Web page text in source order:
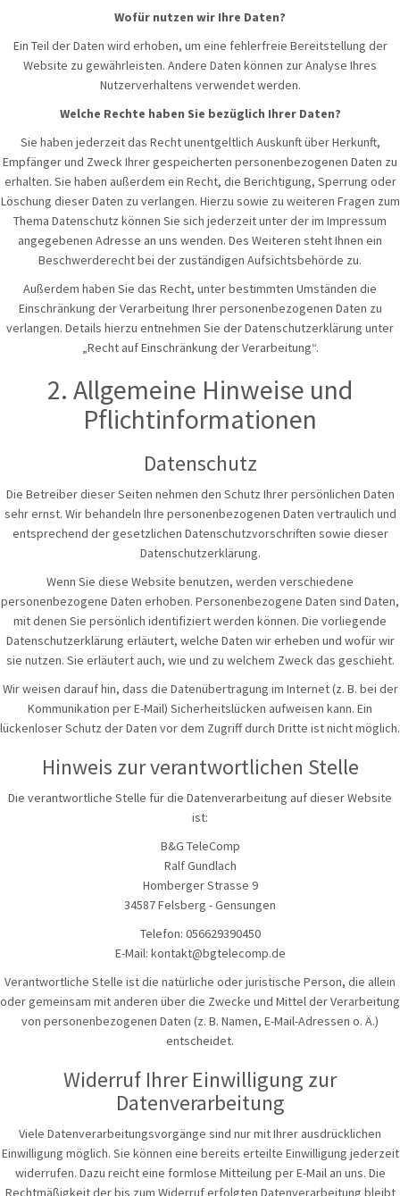
Wofür nutzen wir Ihre Daten?
Ein Teil der Daten wird erhoben, um eine fehlerfreie Bereitstellung der
Website zu gewährleisten. Andere Daten können zur Analyse Ihres
Nutzerverhaltens verwendet werden.
Welche Rechte haben Sie bezüglich Ihrer Daten?
Sie haben jederzeit das Recht unentgeltlich Auskunft über Herkunft,
Empfänger und Zweck Ihrer gespeicherten personenbezogenen Daten zu
erhalten. Sie haben außerdem ein Recht, die Berichtigung, Sperrung oder
Löschung dieser Daten zu verlangen. Hierzu sowie zu weiteren Fragen zum
Thema Datenschutz können Sie sich jederzeit unter der im Impressum
angegebenen Adresse an uns wenden. Des Weiteren steht Ihnen ein
Beschwerderecht bei der zuständigen Aufsichtsbehörde zu.
Außerdem haben Sie das Recht, unter bestimmten Umständen die
Einschränkung der Verarbeitung Ihrer personenbezogenen Daten zu
verlangen. Details hierzu entnehmen Sie der Datenschutzerklärung unter
„Recht auf Einschränkung der Verarbeitung“.
2. Allgemeine Hinweise und
Pflichtinformationen
Datenschutz
Die Betreiber dieser Seiten nehmen den Schutz Ihrer persönlichen Daten
sehr ernst. Wir behandeln Ihre personenbezogenen Daten vertraulich und
entsprechend der gesetzlichen Datenschutzvorschriften sowie dieser
Datenschutzerklärung.
Wenn Sie diese Website benutzen, werden verschiedene
personenbezogene Daten erhoben. Personenbezogene Daten sind Daten,
mit denen Sie persönlich identifiziert werden können. Die vorliegende
Datenschutzerklärung erläutert, welche Daten wir erheben und wofür wir
sie nutzen. Sie erläutert auch, wie und zu welchem Zweck das geschieht.
Wir weisen darauf hin, dass die Datenübertragung im Internet (z. B. bei der
Kommunikation per E-Mail) Sicherheitslücken aufweisen kann. Ein
lückenloser Schutz der Daten vor dem Zugriff durch Dritte ist nicht möglich.
Hinweis zur verantwortlichen Stelle
Die verantwortliche Stelle für die Datenverarbeitung auf dieser Website
ist:
B&G TeleComp
Ralf Gundlach
Homberger Strasse 9
34587 Felsberg - Gensungen
Telefon: 056629390450
E-Mail: kontakt@bgtelecomp.de
Verantwortliche Stelle ist die natürliche oder juristische Person, die allein
oder gemeinsam mit anderen über die Zwecke und Mittel der Verarbeitung
von personenbezogenen Daten (z. B. Namen, E-Mail-Adressen o. Ä.)
entscheidet.
Widerruf Ihrer Einwilligung zur
Datenverarbeitung
Viele Datenverarbeitungsvorgänge sind nur mit Ihrer ausdrücklichen
Einwilligung möglich. Sie können eine bereits erteilte Einwilligung jederzeit
widerrufen. Dazu reicht eine formlose Mitteilung per E-Mail an uns. Die
Rechtmäßigkeit der bis zum Widerruf erfolgten Datenverarbeitung bleibt